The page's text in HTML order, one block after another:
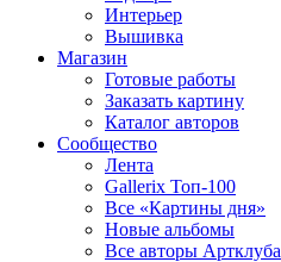
Интерьер
Вышивка
Магазин
Готовые работы
Заказать картину
Каталог авторов
Сообщество
Лента
Gallerix Топ-100
Все «Картины дня»
Новые альбомы
Все авторы Артклуба